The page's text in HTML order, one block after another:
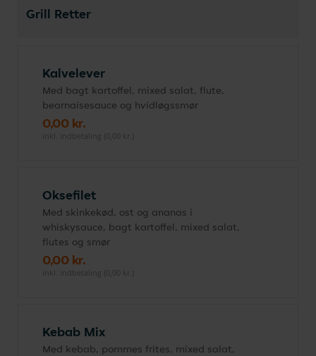
Grill Retter
Kalvelever
Med bagt kartoffel, mixed salat, flute,
bearnaisesauce og hvidløgssmør
0,00 kr.
inkl. indbetaling (0,00 kr.)
Oksefilet
Med skinkekød, ost og ananas i
whiskysauce, bagt kartoffel, mixed salat,
flutes og smør
0,00 kr.
inkl. indbetaling (0,00 kr.)
Kebab Mix
Med kebab, pommes frites, mixed salat,